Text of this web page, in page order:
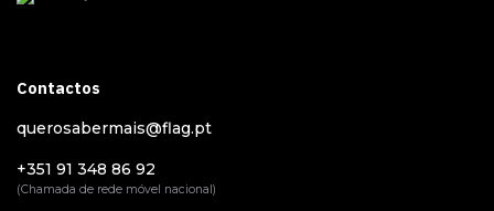
Contactos
querosabermais@flag.pt
+351 91 348 86 92
(Chamada de rede móvel nacional)